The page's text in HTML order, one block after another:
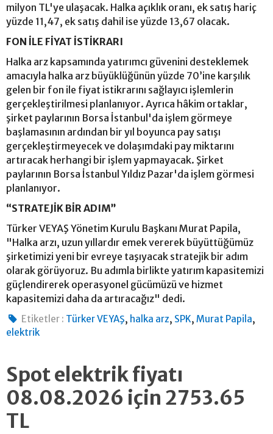
milyon TL'ye ulaşacak. Halka açıklık oranı, ek satış hariç
yüzde 11,47, ek satış dahil ise yüzde 13,67 olacak.
FON İLE FİYAT İSTİKRARI
Halka arz kapsamında yatırımcı güvenini desteklemek
amacıyla halka arz büyüklüğünün yüzde 70’ine karşılık
gelen bir fon ile fiyat istikrarını sağlayıcı işlemlerin
gerçekleştirilmesi planlanıyor. Ayrıca hâkim ortaklar,
şirket paylarının Borsa İstanbul'da işlem görmeye
başlamasının ardından bir yıl boyunca pay satışı
gerçekleştirmeyecek ve dolaşımdaki pay miktarını
artıracak herhangi bir işlem yapmayacak. Şirket
paylarının Borsa İstanbul Yıldız Pazar'da işlem görmesi
planlanıyor.
“STRATEJİK BİR ADIM”
Türker VEYAŞ Yönetim Kurulu Başkanı Murat Papila,
"Halka arzı, uzun yıllardır emek vererek büyüttüğümüz
şirketimizi yeni bir evreye taşıyacak stratejik bir adım
olarak görüyoruz. Bu adımla birlikte yatırım kapasitemizi
güçlendirerek operasyonel gücümüzü ve hizmet
kapasitemizi daha da artıracağız" dedi.
Etiketler : Türker VEYAŞ, halka arz, SPK,Murat Papila,
elektrik
Spot elektrik fiyatı
08.08.2026 için 2753.65
TL